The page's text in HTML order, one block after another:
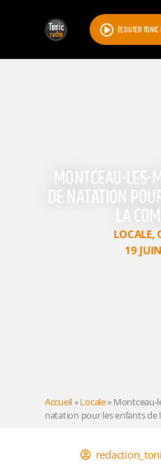
ÉCOUTER
MONTCEAU-LES-
DE NATATION
LA
LOCALE,
19
Accueil»Locale» Montceau-
natation pour les enfants de